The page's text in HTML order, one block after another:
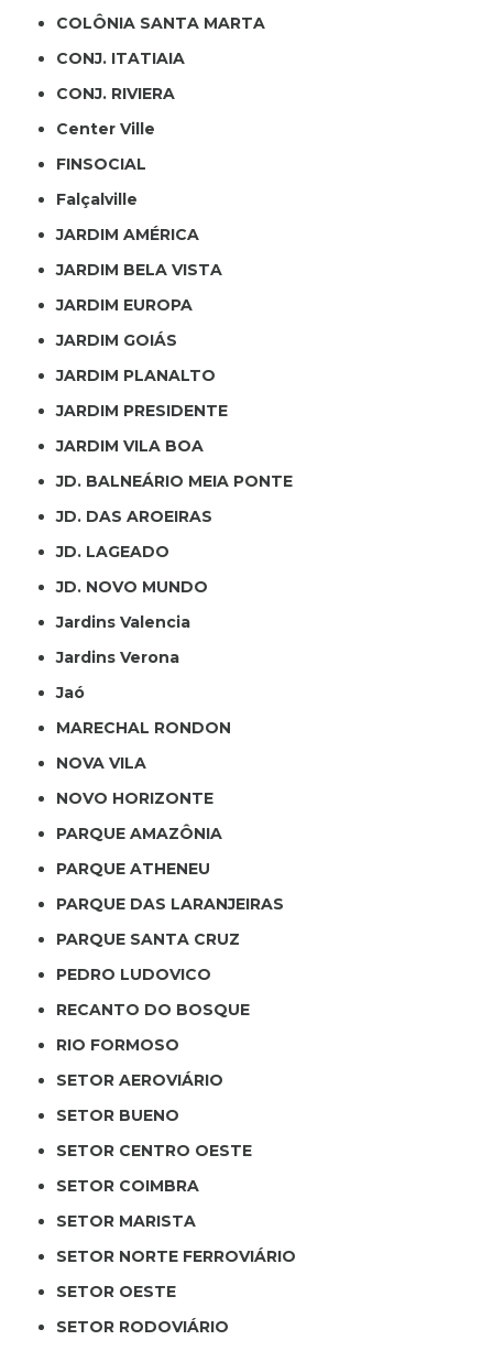
COLÔNIA SANTA MARTA
CONJ. ITATIAIA
CONJ. RIVIERA
Center Ville
FINSOCIAL
Falçalville
JARDIM AMÉRICA
JARDIM BELA VISTA
JARDIM EUROPA
JARDIM GOIÁS
JARDIM PLANALTO
JARDIM PRESIDENTE
JARDIM VILA BOA
JD. BALNEÁRIO MEIA PONTE
JD. DAS AROEIRAS
JD. LAGEADO
JD. NOVO MUNDO
Jardins Valencia
Jardins Verona
Jaó
MARECHAL RONDON
NOVA VILA
NOVO HORIZONTE
PARQUE AMAZÔNIA
PARQUE ATHENEU
PARQUE DAS LARANJEIRAS
PARQUE SANTA CRUZ
PEDRO LUDOVICO
RECANTO DO BOSQUE
RIO FORMOSO
SETOR AEROVIÁRIO
SETOR BUENO
SETOR CENTRO OESTE
SETOR COIMBRA
SETOR MARISTA
SETOR NORTE FERROVIÁRIO
SETOR OESTE
SETOR RODOVIÁRIO